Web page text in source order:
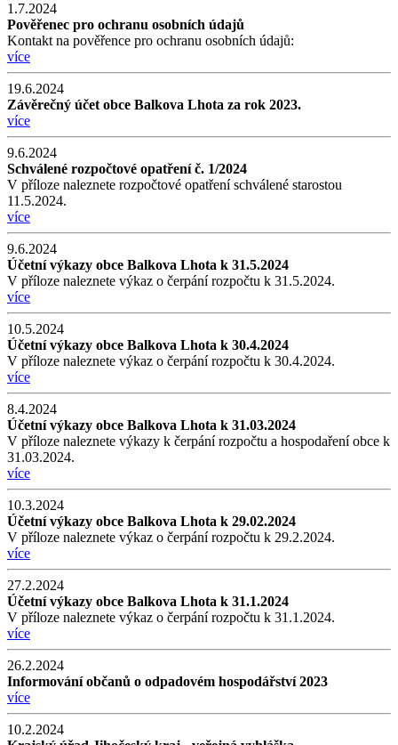
1.7.2024
Pověřenec pro ochranu osobních údajů
Kontakt na pověřence pro ochranu osobních údajů:
více
19.6.2024
Závěrečný účet obce Balkova Lhota za rok 2023.
více
9.6.2024
Schválené rozpočtové opatření č. 1/2024
V příloze naleznete rozpočtové opatření schválené starostou
11.5.2024.
více
9.6.2024
Účetní výkazy obce Balkova Lhota k 31.5.2024
V příloze naleznete výkaz o čerpání rozpočtu k 31.5.2024.
více
10.5.2024
Účetní výkazy obce Balkova Lhota k 30.4.2024
V příloze naleznete výkaz o čerpání rozpočtu k 30.4.2024.
více
8.4.2024
Účetní výkazy obce Balkova Lhota k 31.03.2024
V příloze naleznete výkazy k čerpání rozpočtu a hospodaření obce k
31.03.2024.
více
10.3.2024
Účetní výkazy obce Balkova Lhota k 29.02.2024
V příloze naleznete výkaz o čerpání rozpočtu k 29.2.2024.
více
27.2.2024
Účetní výkazy obce Balkova Lhota k 31.1.2024
V příloze naleznete výkaz o čerpání rozpočtu k 31.1.2024.
více
26.2.2024
Informování občanů o odpadovém hospodářství 2023
více
10.2.2024